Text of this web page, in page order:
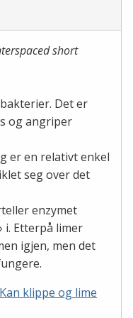
short
Det er
og angriper
er en relativt enkel
seg over det
enzymet
i. Etterpå limer
igjen, men det
Kan klippe og lime